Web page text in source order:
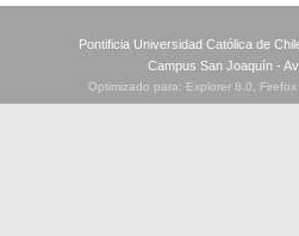
Pontificia Universidad Católica de
Campus San Joaquín -
Optimizado para: Explorer 8.0,